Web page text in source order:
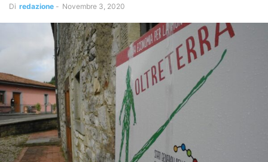
Di redazione - Novembre 3, 2020